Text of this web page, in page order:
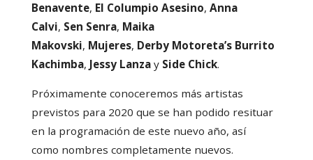
Benavente, El Columpio Asesino, Anna
Calvi, Sen Senra, Maika
Makovski, Mujeres, Derby Motoreta’s Burrito
Kachimba, Jessy Lanza y Side Chick.
Próximamente conoceremos más artistas
previstos para 2020 que se han podido resituar
en la programación de este nuevo año, así
como nombres completamente nuevos.